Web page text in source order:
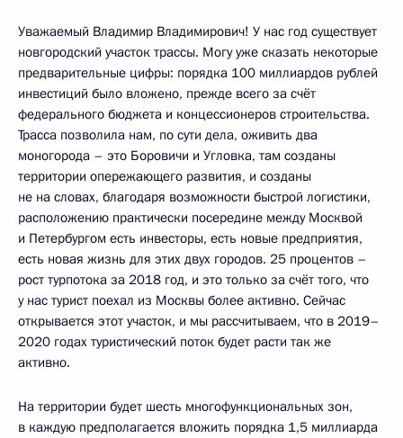
Уважаемый Владимир Владимирович! У нас год существует
новгородский участок трассы. Могу уже сказать некоторые
предварительные цифры: порядка 100 миллиардов рублей
инвестиций было вложено, прежде всего за счёт
федерального бюджета и концессионеров строительства.
Трасса позволила нам, по сути дела, оживить два
моногорода – это Боровичи и Угловка, там созданы
территории опережающего развития, и созданы
не на словах, благодаря возможности быстрой логистики,
расположению практически посередине между Москвой
и Петербургом есть инвесторы, есть новые предприятия,
есть новая жизнь для этих двух городов. 25 процентов –
рост турпотока за 2018 год, и это только за счёт того, что
у нас турист поехал из Москвы более активно. Сейчас
открывается этот участок, и мы рассчитываем, что в 2019–
2020 годах туристический поток будет расти так же
активно.
На территории будет шесть многофункциональных зон,
в каждую предполагается вложить порядка 1,5 миллиарда